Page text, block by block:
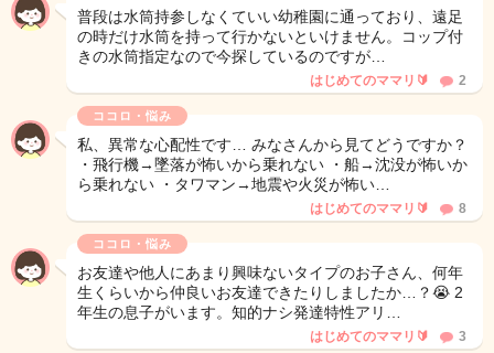
普段は水筒持参しなくていい幼稚園に通っており、遠足
の時だけ水筒を持って行かないといけません。コップ付
きの水筒指定なので今探しているのですが…
はじめてのママリ🔰 2
ココロ・悩み
私、異常な心配性です… みなさんから見てどうですか？
・飛行機→墜落が怖いから乗れない ・船→沈没が怖いか
ら乗れない ・タワマン→地震や火災が怖い…
はじめてのママリ🔰 8
ココロ・悩み
お友達や他人にあまり興味ないタイプのお子さん、何年
生くらいから仲良いお友達できたりしましたか…？😭 2
年生の息子がいます。知的ナシ発達特性アリ…
はじめてのママリ🔰 3